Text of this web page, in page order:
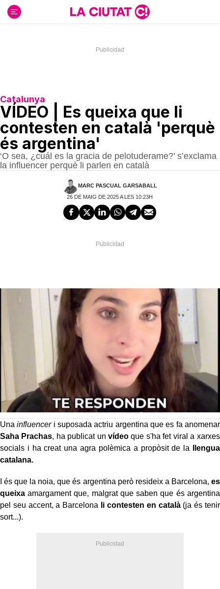
contenido
Catalunya
VÍDEO | Es queixa que li
contesten en català 'perquè
és argentina'
‘O sea, ¿cuál es la gracia de pelotuderame?’ s’exclama
la influencer perquè li parlen en català
MARC PASCUAL GARSABALL
26 DE MAIG DE 2025 A LES 10:23H
Unainfluenceri suposada actriu argentina que es fa anomenar
Saha Prachas, ha publicat un vídeo que s'ha fet viral a xarxes
socials i ha creat una agra polèmica a propòsit de la llengua
catalana.
I és que la noia, que és argentina però resideix a Barcelona, es
queixa amargament que, malgrat que saben que és argentina
pel seu accent, a Barcelona li contesten en català(ja és tenir
sort...).